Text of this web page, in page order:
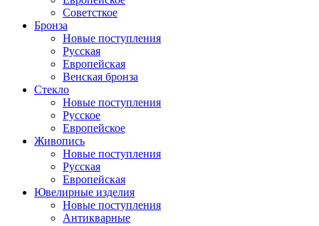
Советсткое
Бронза
Новые поступления
Русская
Европейская
Венская бронза
Стекло
Новые поступления
Русское
Европейское
Живопись
Новые поступления
Русская
Европейская
Ювелирные изделия
Новые поступления
Антикварные